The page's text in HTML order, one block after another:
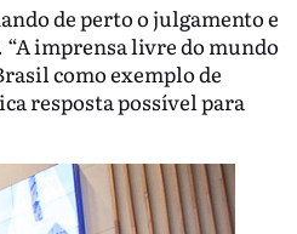
de perto o julgamento e
imprensa livre do mundo
como exemplo de
resposta possível para